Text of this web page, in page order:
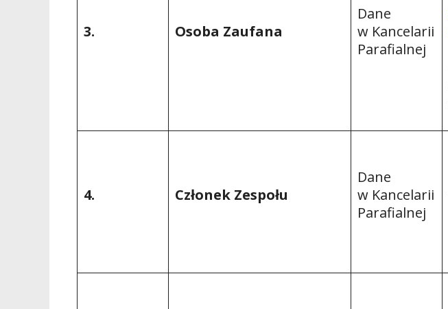
3. Osoba Zaufana
Dane
w Kancelarii
Parafialnej
4. Członek Zespołu
Dane
w Kancelarii
Parafialnej